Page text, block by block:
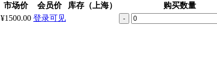
市场价 会员价 库存（上海）
购买数量
¥1500.00 登录可见 -